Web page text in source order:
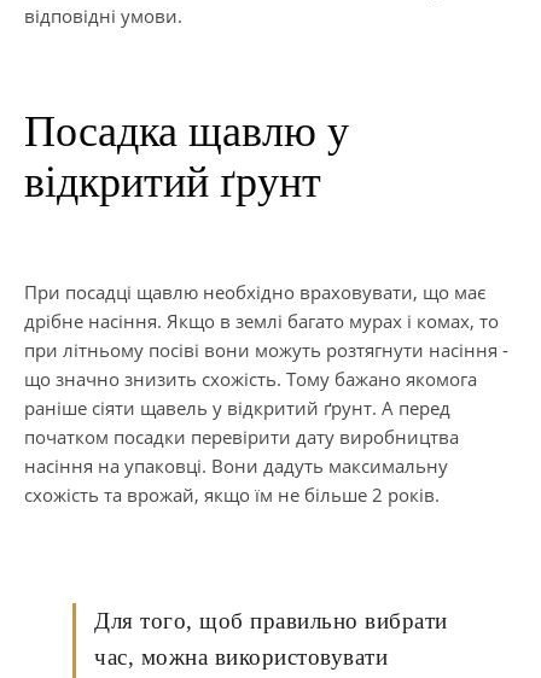
відповідні умови.
Посадка щавлю у
відкритий ґрунт
При посадці щавлю необхідно враховувати, що має
дрібне насіння. Якщо в землі багато мурах і комах, то
при літньому посіві вони можуть розтягнути насіння -
що значно знизить схожість. Тому бажано якомога
раніше сіяти щавель у відкритий ґрунт. А перед
початком посадки перевірити дату виробництва
насіння на упаковці. Вони дадуть максимальну
схожість та врожай, якщо їм не більше 2 років.
Для того, щоб правильно вибрати
час, можна використовувати